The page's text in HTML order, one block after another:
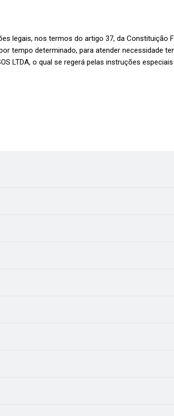
legais, nos termos do artigo 37, da Constituição
tempo determinado, para atender necessidade
LTDA, o qual se regerá pelas instruções